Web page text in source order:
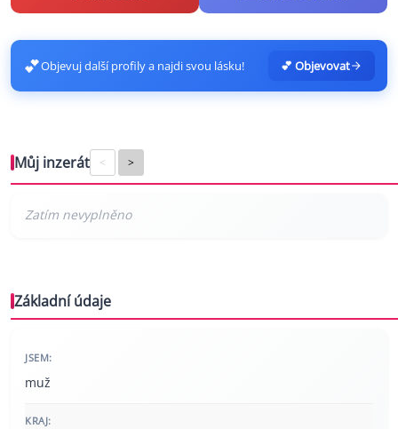
💕Objevuj další profily a najdi svou lásku! 💕 Objevovat
Můj inzerát < >
Základní údaje
JSEM:
muž
KRAJ: